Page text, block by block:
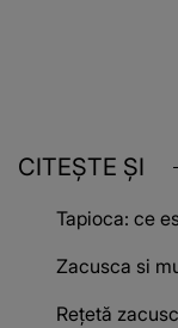
CITEȘTE ȘI
Tapioca: ce
Zacusca si
Reţetă